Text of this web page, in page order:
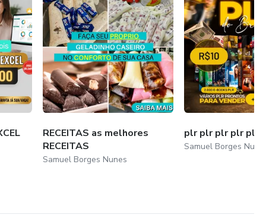
RECEITAS as melhores
RECEITAS
Samuel Borges Nunes
plr plr plr plr plr
Samuel Borges Nunes